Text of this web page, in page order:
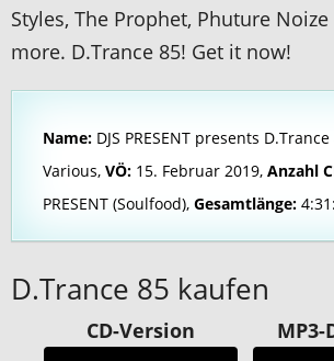
Styles, The Prophet, Phuture
more. D.Trance 85! Get it now!
Name: DJS PRESENT presents D.Trance
Various, VÖ: 15. Februar 2019, Anzahl
PRESENT (Soulfood), Gesamtlänge:
D.Trance 85 kaufen
CD-Version